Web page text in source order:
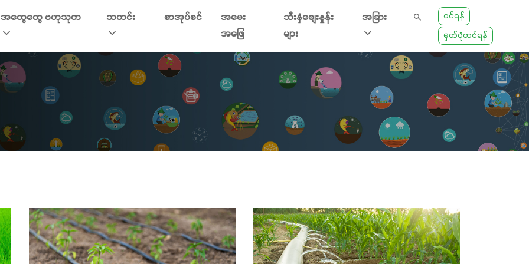
အထွေထွေ ဗဟုသုတ သတင်း စာအုပ်စင်
အမေး
အဖြေ
သီးနှံစျေးနှုန်း
များ
အခြား
ဝင်ရန်
မှတ်ပုံတင်ရန်